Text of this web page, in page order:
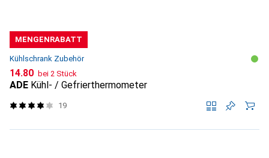
MENGENRABATT
Kühlschrank Zubehör
CHF
14.80 bei 2 Stück
ADE Kühl- / Gefrierthermometer
19